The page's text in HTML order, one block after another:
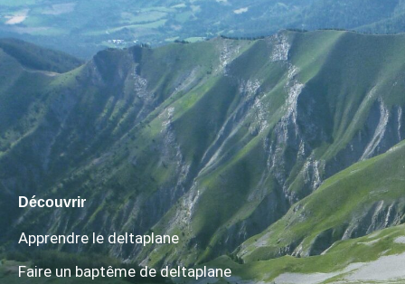
Découvrir
Apprendre le deltaplane
Faire un baptême de deltaplane